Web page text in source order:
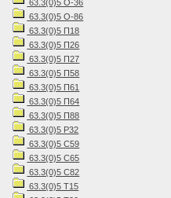
63.3(0)5 О-36
63.3(0)5 О-86
63.3(0)5 П18
63.3(0)5 П26
63.3(0)5 П27
63.3(0)5 П58
63.3(0)5 П61
63.3(0)5 П64
63.3(0)5 П88
63.3(0)5 Р32
63.3(0)5 С59
63.3(0)5 С65
63.3(0)5 С82
63.3(0)5 Т15